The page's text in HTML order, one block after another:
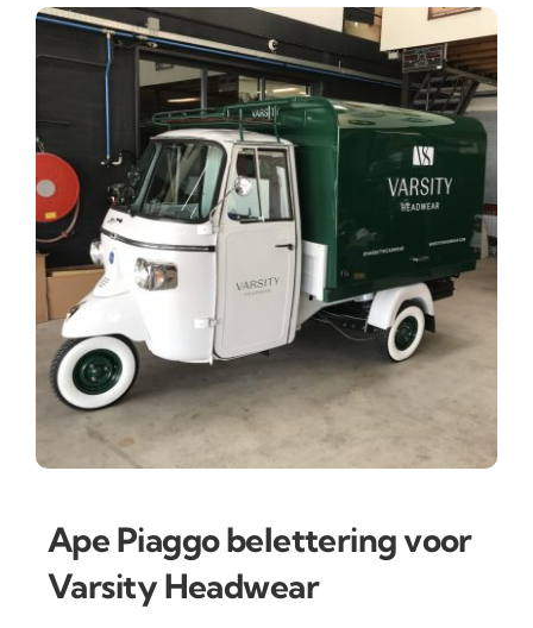
Ape Piaggo belettering voor
Varsity Headwear